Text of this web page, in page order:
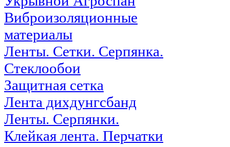
Виброизоляционные
материалы
Ленты. Сетки. Серпянка.
Стеклообои
Защитная сетка
Лента дихдунгсбанд
Ленты. Серпянки.
Клейкая лента. Перчатки